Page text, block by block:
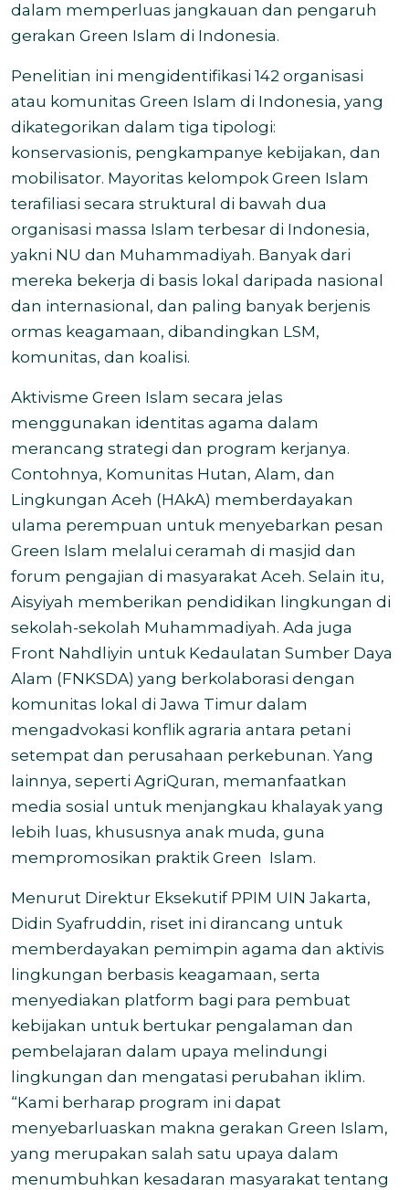
dalam memperluas jangkauan dan pengaruh
gerakan Green Islam di Indonesia.
Penelitian ini mengidentifikasi 142 organisasi
atau komunitas Green Islam di Indonesia, yang
dikategorikan dalam tiga tipologi:
konservasionis, pengkampanye kebijakan, dan
mobilisator. Mayoritas kelompok Green Islam
terafiliasi secara struktural di bawah dua
organisasi massa Islam terbesar di Indonesia,
yakni NU dan Muhammadiyah. Banyak dari
mereka bekerja di basis lokal daripada nasional
dan internasional, dan paling banyak berjenis
ormas keagamaan, dibandingkan LSM,
komunitas, dan koalisi.
Aktivisme Green Islam secara jelas
menggunakan identitas agama dalam
merancang strategi dan program kerjanya.
Contohnya, Komunitas Hutan, Alam, dan
Lingkungan Aceh (HAkA) memberdayakan
ulama perempuan untuk menyebarkan pesan
Green Islam melalui ceramah di masjid dan
forum pengajian di masyarakat Aceh. Selain itu,
Aisyiyah memberikan pendidikan lingkungan di
sekolah-sekolah Muhammadiyah. Ada juga
Front Nahdliyin untuk Kedaulatan Sumber Daya
Alam (FNKSDA) yang berkolaborasi dengan
komunitas lokal di Jawa Timur dalam
mengadvokasi konflik agraria antara petani
setempat dan perusahaan perkebunan. Yang
lainnya, seperti AgriQuran, memanfaatkan
media sosial untuk menjangkau khalayak yang
lebih luas, khususnya anak muda, guna
mempromosikan praktik Green Islam.
Menurut Direktur Eksekutif PPIM UIN Jakarta,
Didin Syafruddin, riset ini dirancang untuk
memberdayakan pemimpin agama dan aktivis
lingkungan berbasis keagamaan, serta
menyediakan platform bagi para pembuat
kebijakan untuk bertukar pengalaman dan
pembelajaran dalam upaya melindungi
lingkungan dan mengatasi perubahan iklim.
“Kami berharap program ini dapat
menyebarluaskan makna gerakan Green Islam,
yang merupakan salah satu upaya dalam
menumbuhkan kesadaran masyarakat tentang